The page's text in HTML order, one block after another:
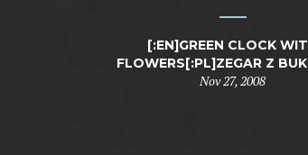
[:EN]GREEN CLOCK
FLOWERS[:PL]ZEGAR Z
Nov 27, 2008